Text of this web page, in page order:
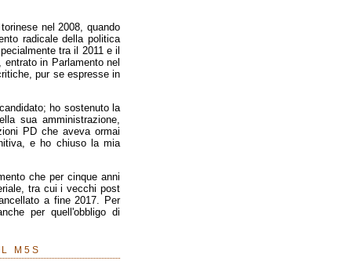
nel 2008, quando
radicale della politica
tra il 2011 e il
in Parlamento nel
pur se espresse in
ho sostenuto la
sua amministrazione,
PD che aveva ormai
e ho chiuso la mia
che per cinque anni
tra cui i vecchi post
a fine 2017. Per
per quell'obbligo di
M5S